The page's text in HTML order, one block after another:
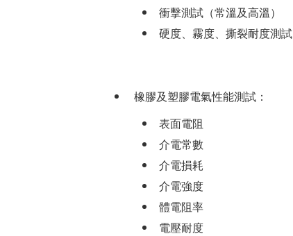
衝擊測試（常溫及高溫）
硬度、霧度、撕裂耐度測試
橡膠及塑膠電氣性能測試：
表面電阻
介電常數
介電損耗
介電強度
體電阻率
電壓耐度